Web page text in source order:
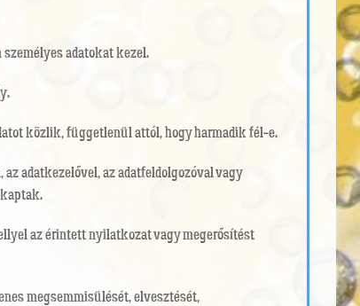
adatokat kezel.
közlik, függetlenül attól, hogy harmadik fél-e.
adatkezelővel, az adatfeldolgozóval vagy
az érintett nyilatkozat vagy megerősítést
megsemmisülését, elvesztését,